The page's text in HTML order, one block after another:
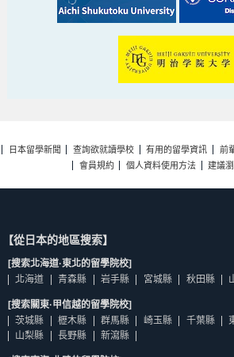
日本留學新聞 查詢欲就讀學校 有用的留學資訊 前
會員規約
個人資料使用方法 建議
【從日本的地區搜索】
[搜索北海道·東北的留學院校]
北海道
青森縣 岩手縣 宮城縣 秋田縣
[搜索關東·甲信越的留學院校]
茨城縣
櫪木縣 群馬縣 崎玉縣 千葉縣
山梨縣
長野縣 新瀉縣